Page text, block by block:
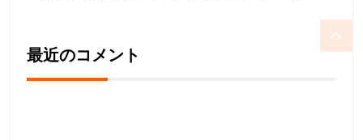
最近のコメント